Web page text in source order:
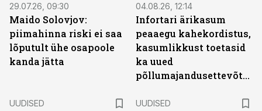
29.07.26, 09:30
Maido Solovjov:
piimahinna riski ei saa
lõputult ühe osapoole
kanda jätta
04.08.26, 12:14
Infortari ärikasum
peaaegu kahekordistus,
kasumlikkust toetasid
ka uued
põllumajandusettevõtted
UUDISED
UUDISED